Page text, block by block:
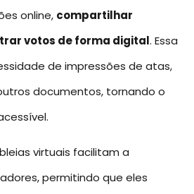
online, compartilhar
votos de forma digital. Essa
de impressões de atas,
documentos, tornando o
virtuais facilitam a
permitindo que eles